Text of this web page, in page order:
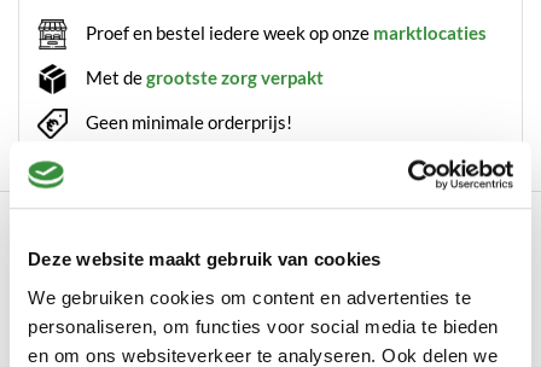
Deze website maakt gebruik van cookies
We gebruiken cookies om content en advertenties te
personaliseren, om functies voor social media te bieden
en om ons websiteverkeer te analyseren. Ook delen we
Proef en bestel iedere week op onze marktlocaties
Met degrootste zorg verpakt
Geen minimale orderprijs!
Pittige magere hele kaas Dé uitkomst voor iedere
kaasliefhebber, die toch een beetje op de lijn wi...
Lees meer